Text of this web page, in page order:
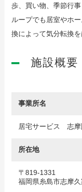
歩、買い物、季節行
ループでも居室やホ
換によって気分転換
施設概要
事業所名
居宅サービス 志
所在地
〒819-1331
福岡県糸島市志摩